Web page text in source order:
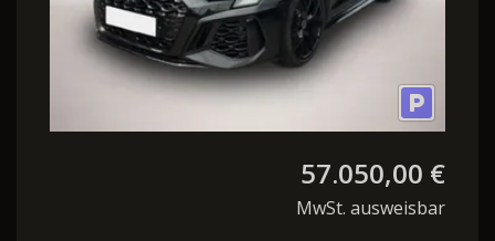
57.050,00 €
MwSt. ausweisbar